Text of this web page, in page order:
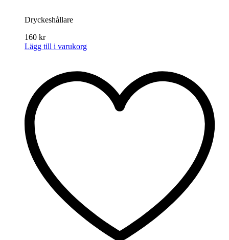
Dryckeshållare
160 kr
Lägg till i varukorg